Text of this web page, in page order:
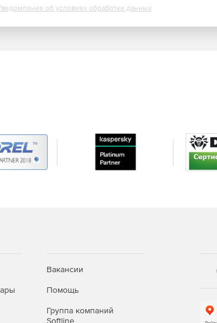
с
об условиях обработки данных
Вакансии
Помощь
Группа компаний
Softline